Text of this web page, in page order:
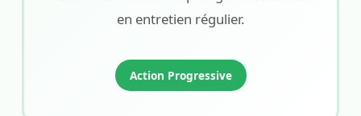
en entretien régulier.
Action Progressive